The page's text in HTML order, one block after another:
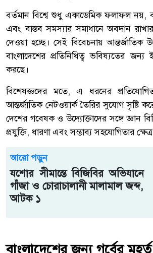
বর্তমান বিশ্বে শুধু একাডেমিক ফলাফল নয়,
এবং বাস্তব সমস্যার সমাধানে অবদান
দেওয়া হচ্ছে। সেই বিবেচনায় আন্তর্জাতিক
বাংলাদেশের প্রতিনিধিত্ব ভবিষ্যতের জন্য
করছে।
বিশেষজ্ঞদের মতে, এ ধরনের
আন্তর্জাতিক নেটওয়ার্ক তৈরির সুযোগ সৃষ্টি
দেশের গবেষক ও উদ্যোক্তাদের সঙ্গে জ্ঞান
প্রযুক্তি, ধারণা এবং সম্ভাব্য সহযোগিতার
আরো পড়ুন
যশোর সীমান্তে বিজিবির অভিযানে
গাঁজা ও চোরাচালানী মালামাল জব্দ,
আটক ১
বাংলাদেশের জন্য গর্বের মুহূর্ত